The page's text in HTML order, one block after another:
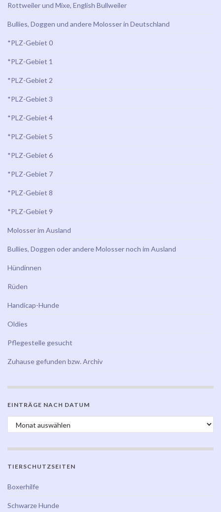
Rottweiler und Mixe, English Bullweiler
Bullies, Doggen und andere Molosser in Deutschland
*PLZ-Gebiet 0
*PLZ-Gebiet 1
*PLZ-Gebiet 2
*PLZ-Gebiet 3
*PLZ-Gebiet 4
*PLZ-Gebiet 5
*PLZ-Gebiet 6
*PLZ-Gebiet 7
*PLZ-Gebiet 8
*PLZ-Gebiet 9
Molosser im Ausland
Bullies, Doggen oder andere Molosser noch im Ausland
Hündinnen
Rüden
Handicap-Hunde
Oldies
Pflegestelle gesucht
Zuhause gefunden bzw. Archiv
EINTRÄGE NACH DATUM
Einträge nach Datum
TIERSCHUTZSEITEN
Boxerhilfe
Schwarze Hunde